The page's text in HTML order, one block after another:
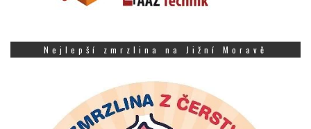
Nejlepší zmrzlina na Jižní Moravě